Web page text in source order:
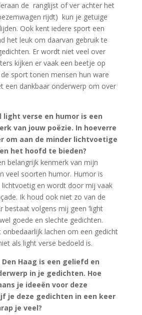
de ranglijst of ver achter het
rijdt) kun je getuige
Ook kent iedere sport een
het leuk om daarvan gebruik te
Er wordt niet veel over
kijken er vaak een beetje op
sport tonen mensen hun ware
een dankbaar onderwerp om over
light verse en humor is een
van jouw poëzie. In hoeverre
om aan de minder lichtvoetige
het hoofd te bieden?
belangrijk kenmerk van mijn
veel soorten humor. Humor is
en wordt door mij vaak
Ik houd ook niet zo van de
bestaat volgens mij geen ‘light
goede en slechte gedichten.
lachen om een gedicht
als light verse bedoeld is.
Haag is een geliefd en
in je gedichten. Hoe
je ideeën voor deze
je deze gedichten in een keer
je veel?